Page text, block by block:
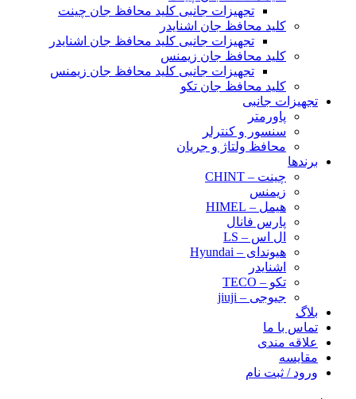
تجهیزات جانبی کلید محافظ جان چینت
کلید محافظ جان اشنایدر
تجهیزات جانبی کلید محافظ جان اشنایدر
کلید محافظ جان زیمنس
تجهیزات جانبی کلید محافظ جان زیمنس
کلید محافظ جان تکو
تجهیزات جانبی
پاورمتر
سنسور و کنترلر
محافظ ولتاژ و‌ جریان
برندها
چینت – CHINT
زیمنس
هیمل – HIMEL
پارس فانال
ال اس – LS
هیوندای – Hyundai
اشنایدر
تکو – TECO
جیوجی – jiuji
بلاگ
تماس با ما
علاقه مندی
مقایسه
ورود / ثبت نام